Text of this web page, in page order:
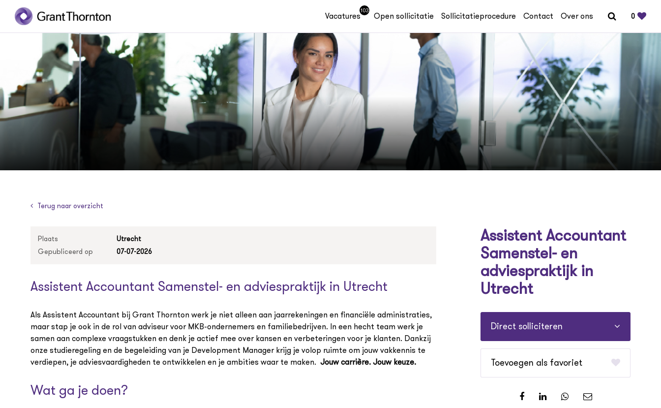
0
Vacatures103 Open sollicitatie Sollicitatieprocedure Contact Over ons
Terug naar overzicht
Assistent Accountant
Samenstel- en
adviespraktijk in
Utrecht
Direct solliciteren
favoriet
Plaats
Utrecht
Gepubliceerd op
07-07-2026
Assistent Accountant Samenstel- en adviespraktijk in Utrecht
Als Assistent Accountant bij Grant Thornton werk je niet alleen aan jaarrekeningen en financiële administraties,
maar stap je ook in de rol van adviseur voor MKB-ondernemers en familiebedrijven. In een hecht team werk je
samen aan complexe vraagstukken en denk je actief mee over kansen en verbeteringen voor je klanten. Dankzij
onze studieregeling en de begeleiding van je Development Manager krijg je volop ruimte om jouw vakkennis te
verdiepen, je adviesvaardigheden te ontwikkelen en je ambities waar te maken. Jouw carrière. Jouw keuze.
Wat ga je doen?